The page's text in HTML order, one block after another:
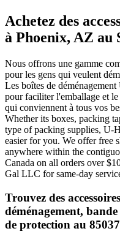
Achetez des
à Phoenix, AZ au
Nous offrons une gamme
pour les gens qui veulent
Les boîtes de
pour faciliter l'emballage et
qui conviennent à tous vos
Whether its boxes, packing
type of packing supplies, U-
easier for you. We offer free
anywhere within the
Canada on all orders over
Gal LLC for same-day
Trouvez des
déménagement,
de protection au 85037